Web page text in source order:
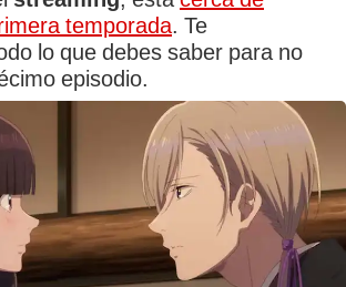
temporada. Te
lo que debes saber para no
episodio.